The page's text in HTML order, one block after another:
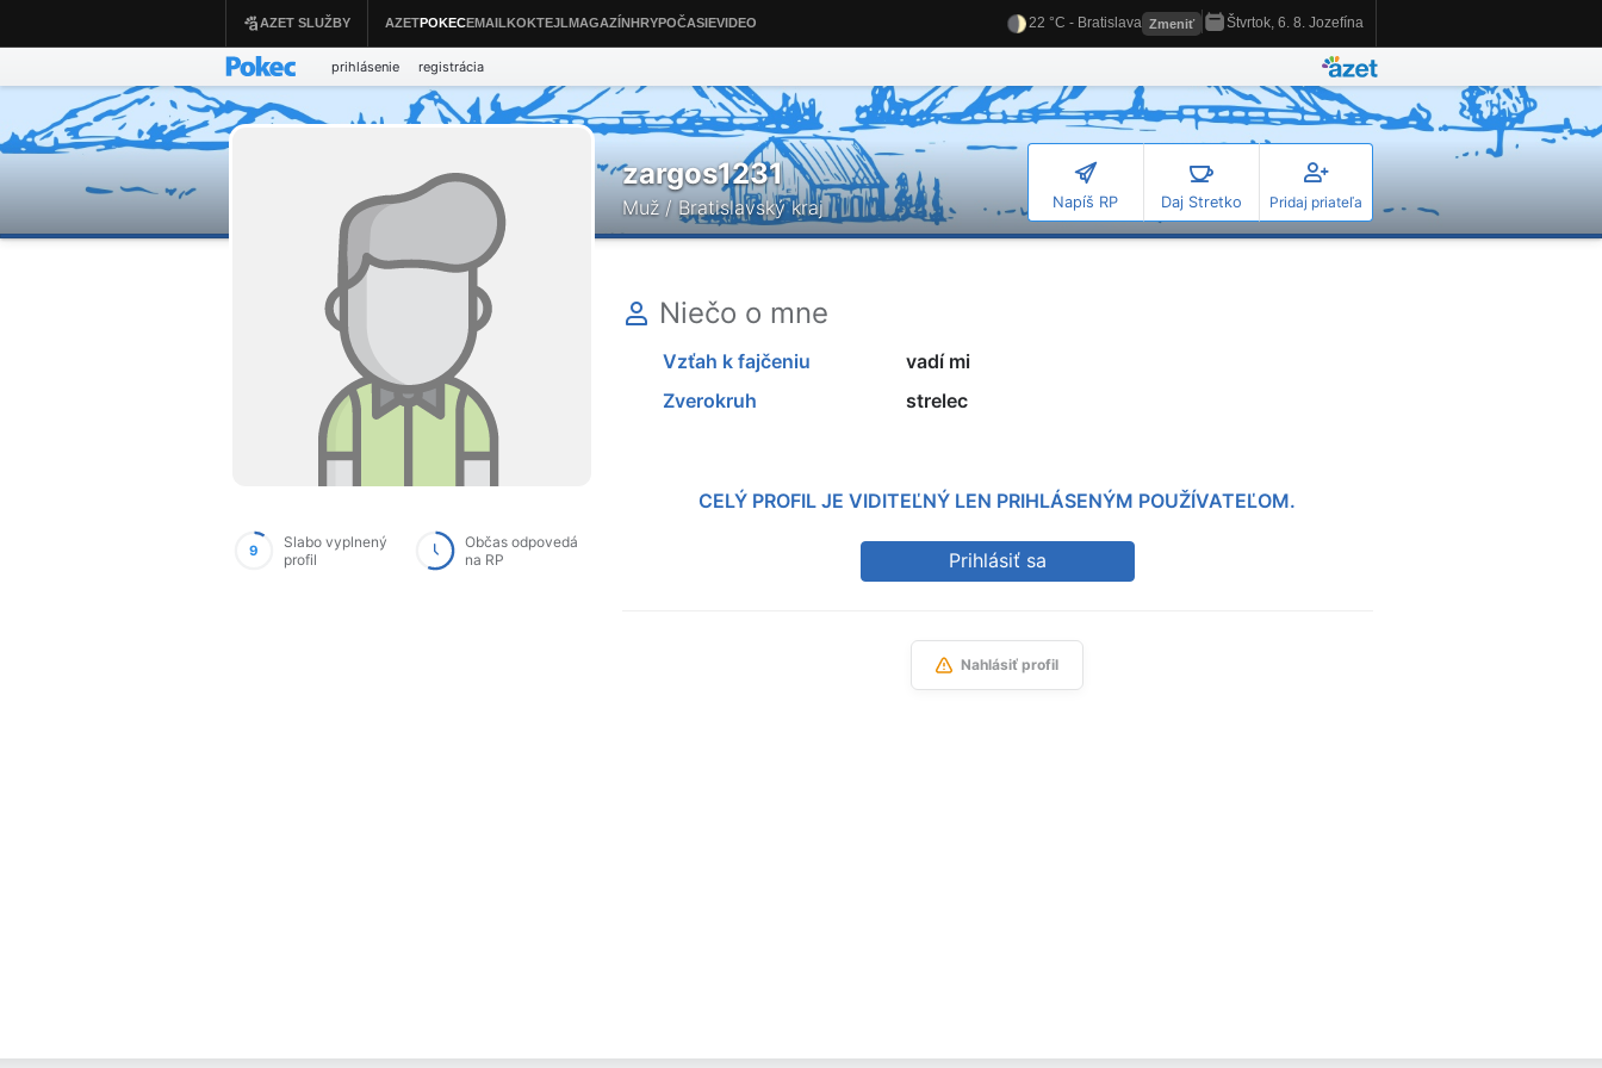
zargos1231
Muž / Bratislavský kraj Napíš RP Daj Stretko Pridaj priateľa
9
Slabo vyplnený
profil
Občas odpovedá
na RP
Niečo o mne
Vzťah k fajčeniu
vadí mi
Zverokruh
strelec
CELÝ PROFIL JE VIDITEĽNÝ LEN PRIHLÁSENÝM POUŽÍVATEĽOM.
Prihlásiť sa
Nahlásiť profil
prihlásenie registrácia